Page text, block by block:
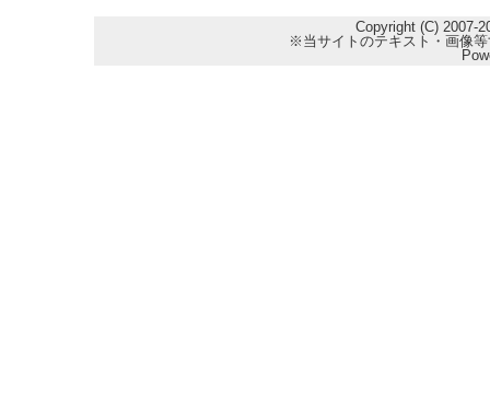
Copyright (C) 2007-
※当サイトのテキスト・画像